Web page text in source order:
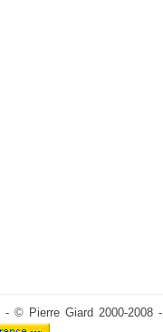
© Pierre Giard 2000-2008 -